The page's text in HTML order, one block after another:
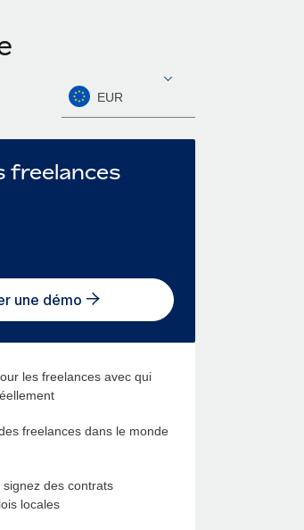
EUR
freelances
une démo
les freelances avec qui
freelances dans le monde
des contrats
locales